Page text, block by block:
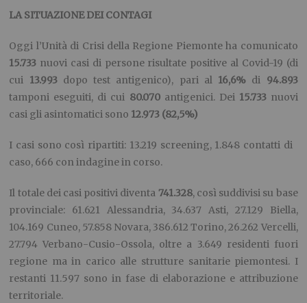
LA SITUAZIONE DEI CONTAGI
Oggi l’Unità di Crisi della Regione Piemonte ha comunicato
15.733 nuovi casi di persone risultate positive al Covid-19 (di
cui 13.993dopo test antigenico), pari al 16,6% di 94.893
tamponi eseguiti, di cui 80.070 antigenici. Dei 15.733nuovi
casi gli asintomatici sono 12.973 (82,5%)
I casi sono così ripartiti: 13.219 screening, 1.848 contatti di
caso, 666 con indagine in corso.
Il totale dei casi positivi diventa 741.328, così suddivisi su base
provinciale: 61.621 Alessandria, 34.637 Asti, 27.129 Biella,
104.169 Cuneo, 57.858 Novara, 386.612 Torino, 26.262 Vercelli,
27.794 Verbano-Cusio-Ossola, oltre a 3.649 residenti fuori
regione ma in carico alle strutture sanitarie piemontesi. I
restanti 11.597 sono in fase di elaborazione e attribuzione
territoriale.